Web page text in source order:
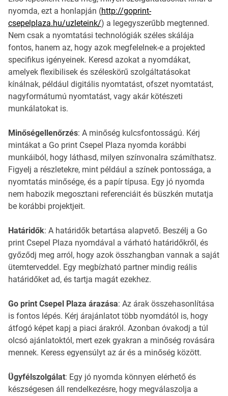
nyomda, ezt a honlapján (http://goprint-
csepelplaza.hu/uzleteink/) a legegyszerűbb megtenned.
Nem csak a nyomtatási technológiák széles skálája
fontos, hanem az, hogy azok megfelelnek-e a projekted
specifikus igényeinek. Keresd azokat a nyomdákat,
amelyek flexibilisek és széleskörű szolgáltatásokat
kínálnak, például digitális nyomtatást, ofszet nyomtatást,
nagyformátumú nyomtatást, vagy akár kötészeti
munkálatokat is.
Minőségellenőrzés: A minőség kulcsfontosságú. Kérj
mintákat a Go print Csepel Plaza nyomda korábbi
munkáiból, hogy láthasd, milyen színvonalra számíthatsz.
Figyelj a részletekre, mint például a színek pontossága, a
nyomtatás minősége, és a papír típusa. Egy jó nyomda
nem habozik megosztani referenciáit és büszkén mutatja
be korábbi projektjeit.
Határidők: A határidők betartása alapvető. Beszélj a Go
print Csepel Plaza nyomdával a várható határidőkről, és
győződj meg arról, hogy azok összhangban vannak a saját
ütemterveddel. Egy megbízható partner mindig reális
határidőket ad, és tartja magát ezekhez.
Go print Csepel Plaza árazása: Az árak összehasonlítása
is fontos lépés. Kérj árajánlatot több nyomdától is, hogy
átfogó képet kapj a piaci árakról. Azonban óvakodj a túl
olcsó ajánlatoktól, mert ezek gyakran a minőség rovására
mennek. Keress egyensúlyt az ár és a minőség között.
Ügyfélszolgálat: Egy jó nyomda könnyen elérhető és
készségesen áll rendelkezésre, hogy megválaszolja a